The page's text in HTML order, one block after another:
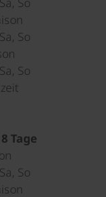
So
So
Tage
So